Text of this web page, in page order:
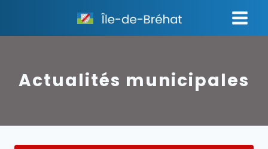
contenu
Actualités municipales